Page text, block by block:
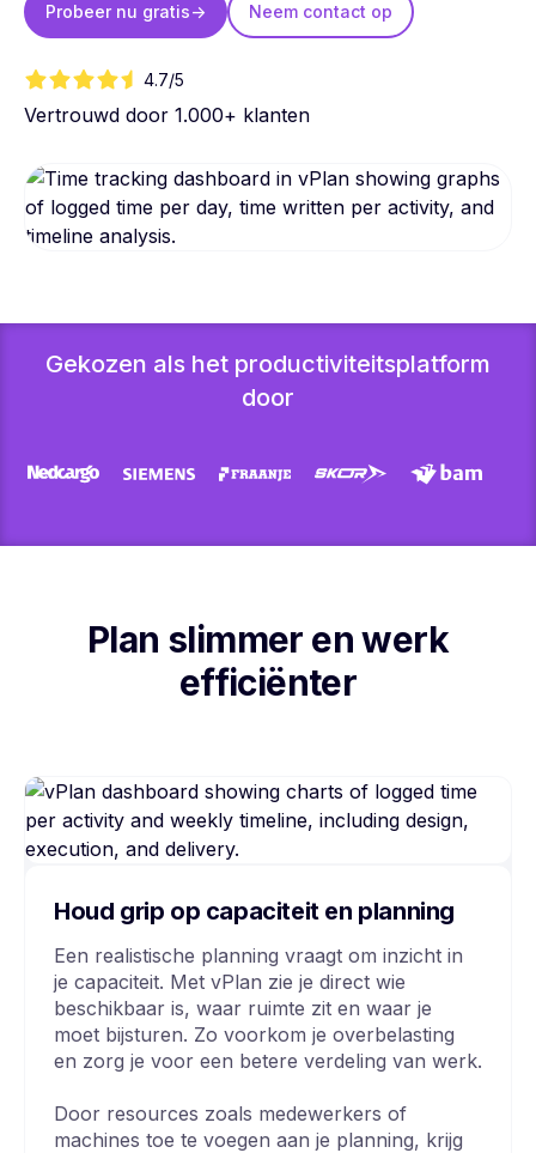
Probeer nu gratis-> Neem contact op
4.7/5
Vertrouwd door 1.000+ klanten
Gekozen als het productiviteitsplatform
door
Plan slimmer en werk
efficiënter
Houd grip op capaciteit en planning
Een realistische planning vraagt om inzicht in
je capaciteit. Met vPlan zie je direct wie
beschikbaar is, waar ruimte zit en waar je
moet bijsturen. Zo voorkom je overbelasting
en zorg je voor een betere verdeling van werk.
Door resources zoals medewerkers of
machines toe te voegen aan je planning, krijg